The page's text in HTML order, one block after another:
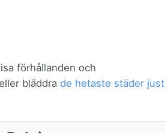
förhållanden och
bläddra de hetaste städer just